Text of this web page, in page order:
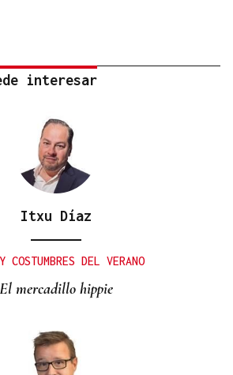
interesar
Itxu Díaz
COSTUMBRES DEL VERANO
El mercadillo hippie